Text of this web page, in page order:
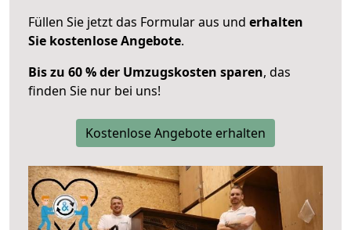
Füllen Sie jetzt das Formular aus und erhalten
Sie kostenlose Angebote.
Bis zu 60 % der Umzugskosten sparen, das
finden Sie nur bei uns!
Kostenlose Angebote erhalten